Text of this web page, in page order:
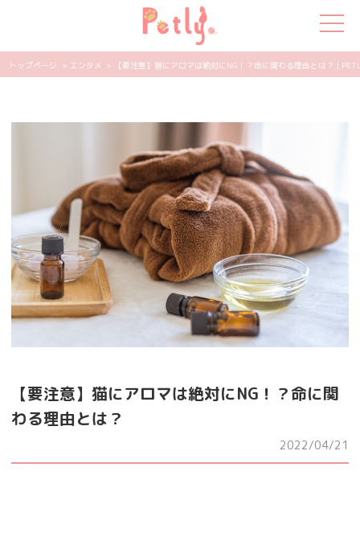
猫の特集
ペット用品
飼い主さんの悩み
ペットの気持ち
知って得する
エンタメ
トップページ > エンタメ > 【要注意】猫にアロマは絶対にNG！？命に関わる理由とは？ |
【要注意】猫にアロマは絶対にNG！？命に関
わる理由とは？
2022/04/21